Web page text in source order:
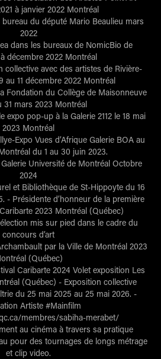
à janvier 2022 Montréal
du député Mario Beaulieu mars
2022
dans les bureaux de NomicBio de
décembre 2022 Montréal
collective avec des artistes de Rivière-
au 11 décembre 2022 Montréal
Fondation du Collège de Maisonneuve
31 mars 2023 Montréal
expo pop-up à la Galerie 2112 le 18 mai
2023 Montréal
Expo Vues d’Afrique Galerie BOA au
du 1 au 30 juin 2023.
Université de Montréal Octobre
2024
et Bibliothèque de St-Hippoyte du 16
- Présidente d’honneur de la première
2023 Montréal (Québec)
mis sur pied dans le cadre du
concours d’art
par la Ville de Montréal 2023
(Québec)
Caribarte 2024 Volet exposition Les
(Québec) - Exposition collective
du 25 mai 2025 au 25 mai 2026. -
Artiste #Mainfilm
membres/sabiha-merabet/
au cinéma à travers sa pratique
pour des tournages de longs métrage
et clip video.